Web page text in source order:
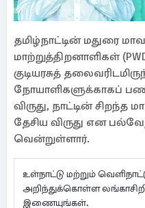
தமிழ்நாட்டின் மதுரை
மாற்றுத்திறனாளிகள்
குடியரசுத்
நோயாளிகளுக்காகப்
விருது, நாட்டின் சிறந்த
தேசிய விருது என
வென்றுள்ளார்.
உள்நாட்டு மற்றும்
அறிந்துக்கொள்ள
இணையுங்கள்.